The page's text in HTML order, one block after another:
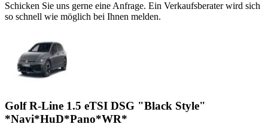
Schicken Sie uns gerne eine Anfrage. Ein Verkaufsberater wird sich
so schnell wie möglich bei Ihnen melden.
Golf R-Line 1.5 eTSI DSG "Black Style"
*Navi*HuD*Pano*WR*